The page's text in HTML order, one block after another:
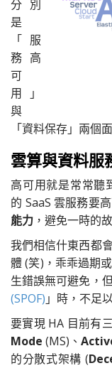
分別
是
「服
務高
可
用」
與
「資料保存」兩個
雲算與資料服
高可用就是常常聽
的 SaaS 雲服務要
能力 ，避免一時的
我們相信什東西都
體 (笑)，乖乖過期
生錯誤無可避免，
(SPOF) 」時，不足
要實現 HA 目前有
Mode (MS)、
的分散式架構 (